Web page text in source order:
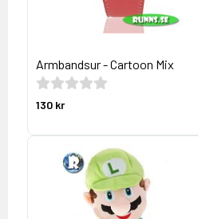
Armbandsur - Cartoon Mix
130 kr